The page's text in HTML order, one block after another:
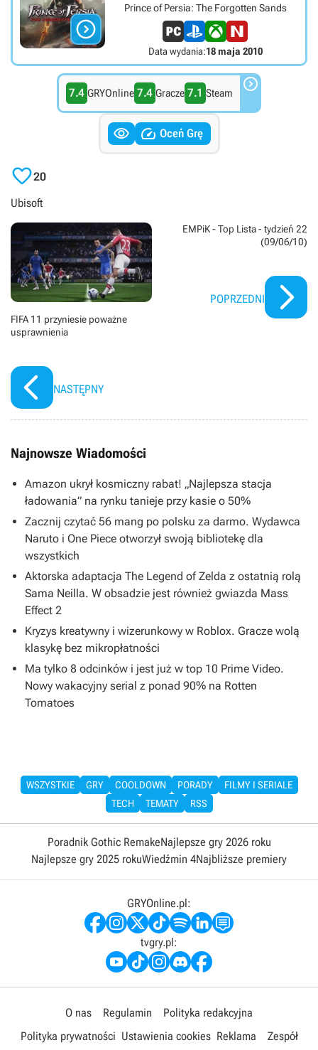

Prince of Persia: The Forgotten Sands
Data wydania:18 maja 2010
7.4 GRYOnline 7.4 Gracze 7.1 Steam 
  Oceń Grę
20
Ubisoft
FIFA 11 przyniesie poważne
usprawnienia
NASTĘPNY
EMPiK - Top Lista - tydzień 22
(09/06/10)
POPRZEDNI
Najnowsze Wiadomości
Amazon ukrył kosmiczny rabat! „Najlepsza stacja
ładowania” na rynku tanieje przy kasie o 50%
Zacznij czytać 56 mang po polsku za darmo. Wydawca
Naruto i One Piece otworzył swoją bibliotekę dla
wszystkich
Aktorska adaptacja The Legend of Zelda z ostatnią rolą
Sama Neilla. W obsadzie jest również gwiazda Mass
Effect 2
Kryzys kreatywny i wizerunkowy w Roblox. Gracze wolą
klasykę bez mikropłatności
Ma tylko 8 odcinków i jest już w top 10 Prime Video.
Nowy wakacyjny serial z ponad 90% na Rotten
Tomatoes
WSZYSTKIE GRY COOLDOWN PORADY
FILMY I SERIALE
TECH
TEMATY RSS
Poradnik Gothic RemakeNajlepsze gry 2026 roku
Najlepsze gry 2025 rokuWiedźmin 4Najbliższe premiery
GRYOnline.pl:
tvgry.pl:
O nas Regulamin
Polityka redakcyjna
Polityka prywatności Ustawienia cookies Reklama Zespół